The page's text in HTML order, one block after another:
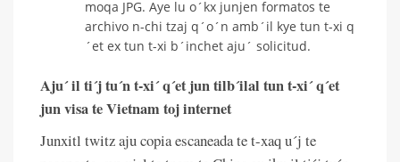
moqa JPG. Aye lu o´kx junjen formatos te
archivo n-chi tzaj q´o´n amb´il kye tun t-xi q
´et ex tun t-xi b´inchet aju´ solicitud.
Aju´ il ti´j tu´n t-xi´ q´et jun tilb´ilal tun t-xi´ q´et
jun visa te Vietnam toj internet
Junxitl twitz aju copia escaneada te t-xaq u´j te